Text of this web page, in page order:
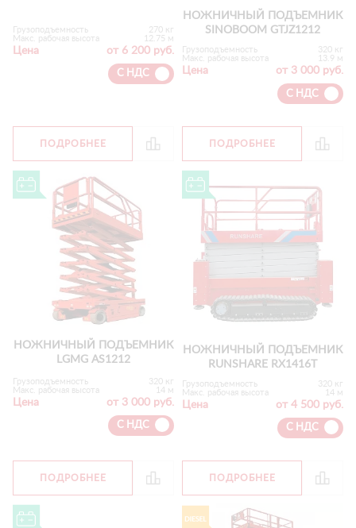
Грузоподъемность
270 кг
Макс. рабочая высота
12.75 м
Цена от 6 200 руб.
С НДС
ПОДРОБНЕЕ
НОЖНИЧНЫЙ ПОДЪЕМНИК
SINOBOOM GTJZ1212
Грузоподъемность
320 кг
Макс. рабочая высота
13.9 м
Цена от 3 000 руб.
С НДС
ПОДРОБНЕЕ
НОЖНИЧНЫЙ ПОДЪЕМНИК
LGMG AS1212
Грузоподъемность
320 кг
Макс. рабочая высота
14 м
Цена от 3 000 руб.
С НДС
ПОДРОБНЕЕ
НОЖНИЧНЫЙ ПОДЪЕМНИК
RUNSHARE RX1416T
Грузоподъемность
320 кг
Макс. рабочая высота
14 м
Цена от 4 500 руб.
С НДС
ПОДРОБНЕЕ